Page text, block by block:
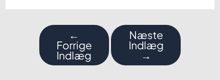
Indlægsnavigation
←
Forrige
Indlæg
Næste
Indlæg
→